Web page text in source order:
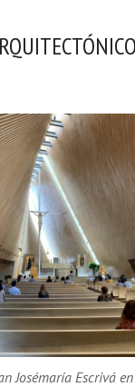
Josémaría Escrivá